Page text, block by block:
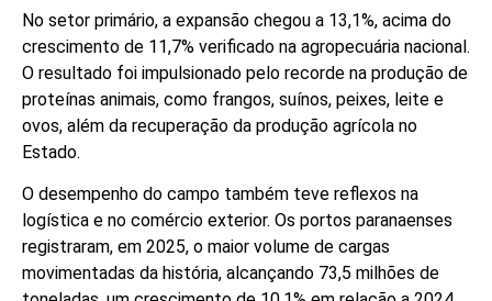
No setor primário, a expansão chegou a 13,1%, acima do
crescimento de 11,7% verificado na agropecuária nacional.
O resultado foi impulsionado pelo recorde na produção de
proteínas animais, como frangos, suínos, peixes, leite e
ovos, além da recuperação da produção agrícola no
Estado.
O desempenho do campo também teve reflexos na
logística e no comércio exterior. Os portos paranaenses
registraram, em 2025, o maior volume de cargas
movimentadas da história, alcançando 73,5 milhões de